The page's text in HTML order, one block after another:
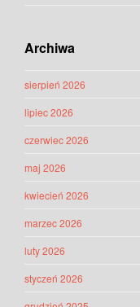
Archiwa
sierpień 2026
lipiec 2026
czerwiec 2026
maj 2026
kwiecień 2026
marzec 2026
luty 2026
styczeń 2026